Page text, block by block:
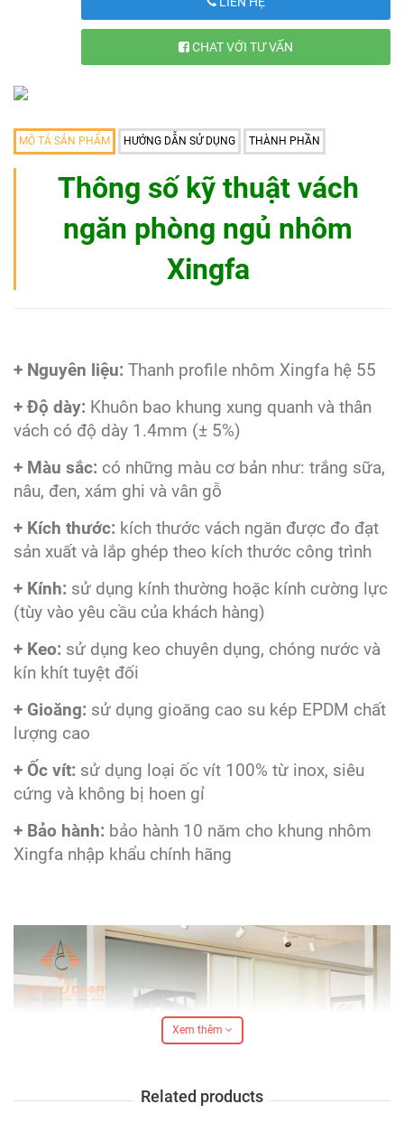
CHAT VỚI TƯ VẤN
MÔ TẢ SẢN PHẨM HƯỚNG DẪN SỬ DỤNG THÀNH PHẦN
Thông số kỹ thuật vách
ngăn phòng ngủ nhôm
Xingfa
+ Nguyên liệu: Thanh profile nhôm Xingfa hệ 55
+ Độ dày: Khuôn bao khung xung quanh và thân
vách có độ dày 1.4mm (± 5%)
+ Màu sắc: có những màu cơ bản như: trắng sữa,
nâu, đen, xám ghi và vân gỗ
+ Kích thước: kích thước vách ngăn được đo đạt
sản xuất và lắp ghép theo kích thước công trình
+ Kính: sử dụng kính thường hoặc kính cường lực
(tùy vào yêu cầu của khách hàng)
+ Keo: sử dụng keo chuyên dụng, chóng nước và
kín khít tuyệt đối
+ Gioăng: sử dụng gioăng cao su kép EPDM chất
lượng cao
+ Ốc vít: sử dụng loại ốc vít 100% từ inox, siêu
cứng và không bị hoen gỉ
+ Bảo hành: bảo hành 10 năm cho khung nhôm
Xingfa nhập khẩu chính hãng
Xem thêm
Related products